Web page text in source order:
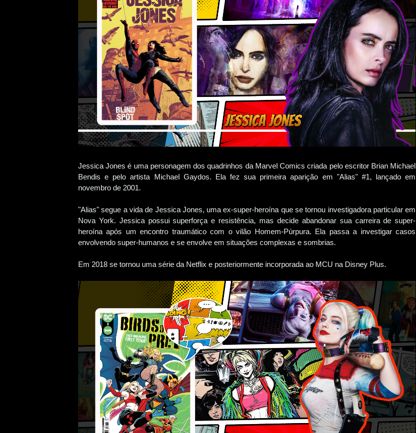
Jessica Jones é uma personagem dos quadrinhos da Marvel Comics criada pelo escritor Brian Michael
Bendis e pelo artista Michael Gaydos. Ela fez sua primeira aparição em "Alias" #1, lançado em
novembro de 2001.
"Alias" segue a vida de Jessica Jones, uma ex-super-heroína que se tornou investigadora particular em
Nova York. Jessica possui superforça e resistência, mas decide abandonar sua carreira de super-
heroína após um encontro traumático com o vilão Homem-Púrpura. Ela passa a investigar casos
envolvendo super-humanos e se envolve em situações complexas e sombrias.
Em 2018 se tornou uma série da Netflix e posteriormente incorporada ao MCU na Disney Plus.